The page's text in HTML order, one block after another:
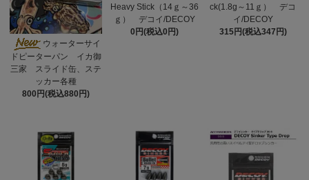
ウォーターサイ
ドピーターパン イカ御
三家 スライド缶、ステ
ッカー各種
800円(税込880円)
Heavy Stick（14ｇ～36
ｇ） デコイ/DECOY
0円(税込0円)
ck(1.8g～11ｇ） デコ
イ/DECOY
315円(税込347円)